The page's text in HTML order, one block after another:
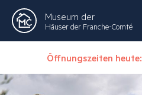
Museum der
Häuser der Franche-Comté
Öffnungszeiten heute: